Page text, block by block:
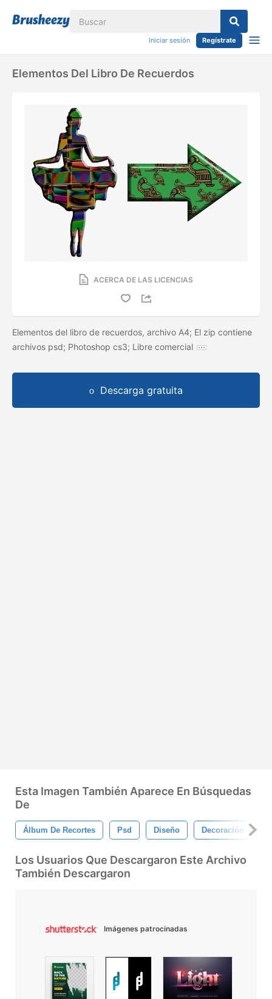
Iniciar sesión Regístrate
Elementos Del Libro De Recuerdos
ACERCA DE LAS LICENCIAS
Elementos del libro de recuerdos, archivo A4; El zip contiene
archivos psd; Photoshop cs3; Libre comercial
Descarga gratuita
Esta Imagen También Aparece En Búsquedas
De
Álbum De Recortes Psd Diseño Decoración
Los Usuarios Que Descargaron Este Archivo
También Descargaron
Imágenes patrocinadas